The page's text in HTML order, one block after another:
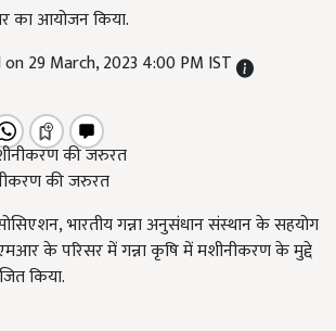
का आयोजन किया.
29 March, 2023 4:00 PM IST
की जरुरत
,भारतीय गन्ना अनुसंधान संस्थान के सहयोग
के परिसर में गन्ना कृषि में मशीनीकरण के मुद्दे
किया.